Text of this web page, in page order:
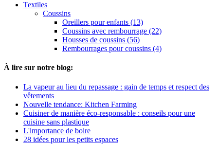
Textiles
Coussins
Oreillers pour enfants (13)
Coussins avec rembourrage (22)
Housses de coussins (56)
Rembourrages pour coussins (4)
À lire sur notre blog:
La vapeur au lieu du repassage : gain de temps et respect des
vêtements
Nouvelle tendance: Kitchen Farming
Cuisiner de manière éco-responsable : conseils pour une
cuisine sans plastique
L'importance de boire
28 idées pour les petits espaces